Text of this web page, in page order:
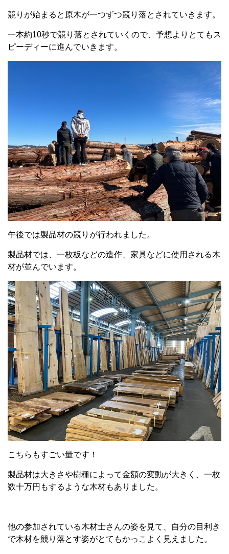
競りが始まると原木が一つずつ競り落とされていきます。
一本約10秒で競り落とされていくので、予想よりとてもス
ピーディーに進んでいきます。
午後では製品材の競りが行われました。
製品材では、一枚板などの造作、家具などに使用される木
材が並んでいます。
こちらもすごい量です！
製品材は大きさや樹種によって金額の変動が大きく、一枚
数十万円もするような木材もありました。
他の参加されている木材士さんの姿を見て、自分の目利き
で木材を競り落とす姿がとてもかっこよく見えました。